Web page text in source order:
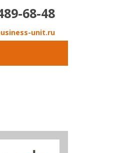
68-48
unit.ru